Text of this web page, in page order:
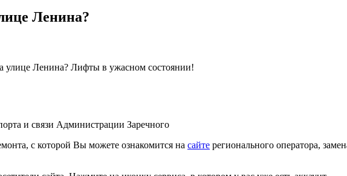
Ленина?
улице Ленина? Лифты в ужасном состоянии!
и связи Администрации Заречного
с которой Вы можете ознакомится на сайте регионального оператора,